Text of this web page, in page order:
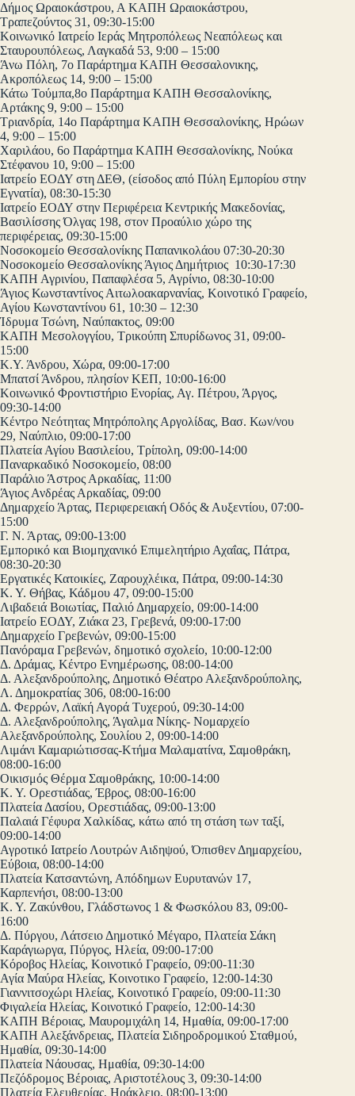
Δήμος Ωραιοκάστρου, Α ΚΑΠΗ Ωραιοκάστρου,
Τραπεζούντος 31, 09:30-15:00
Κοινωνικό Ιατρείο Ιεράς Μητροπόλεως Νεαπόλεως και
Σταυρουπόλεως, Λαγκαδά 53, 9:00 – 15:00
Άνω Πόλη, 7ο Παράρτημα ΚΑΠΗ Θεσσαλονικης,
Ακροπόλεως 14, 9:00 – 15:00
Κάτω Τούμπα,8ο Παράρτημα ΚΑΠΗ Θεσσαλονίκης,
Αρτάκης 9, 9:00 – 15:00
Τριανδρία, 14ο Παράρτημα ΚΑΠΗ Θεσσαλονίκης, Ηρώων
4, 9:00 – 15:00
Χαριλάου, 6ο Παράρτημα ΚΑΠΗ Θεσσαλονίκης, Νούκα
Στέφανου 10, 9:00 – 15:00
Ιατρείο ΕΟΔΥ στη ΔΕΘ, (είσοδος από Πύλη Εμπορίου στην
Εγνατία), 08:30-15:30
Ιατρείο ΕΟΔΥ στην Περιφέρεια Κεντρικής Μακεδονίας,
Βασιλίσσης Όλγας 198, στον Προαύλιο χώρο της
περιφέρειας, 09:30-15:00
Νοσοκομείο Θεσσαλονίκης Παπανικολάου 07:30-20:30
Νοσοκομείο Θεσσαλονίκης Άγιος Δημήτριος 10:30-17:30
ΚΑΠΗ Αγρινίου, Παπαφλέσα 5, Αγρίνιο, 08:30-10:00
Άγιος Κωνσταντίνος Αιτωλοακαρνανίας, Κοινοτικό Γραφείο,
Αγίου Κωνσταντίνου 61, 10:30 – 12:30
Ίδρυμα Τσώνη, Ναύπακτος, 09:00
ΚΑΠΗ Μεσολογγίου, Τρικούπη Σπυρίδωνος 31, 09:00-
15:00
Κ.Υ. Άνδρου, Χώρα, 09:00-17:00
Μπατσί Άνδρου, πλησίον ΚΕΠ, 10:00-16:00
Κοινωνικό Φροντιστήριο Ενορίας, Αγ. Πέτρου, Άργος,
09:30-14:00
Κέντρο Νεότητας Μητρόπολης Αργολίδας, Βασ. Κων/νου
29, Ναύπλιο, 09:00-17:00
Πλατεία Αγίου Βασιλείου, Τρίπολη, 09:00-14:00
Παναρκαδικό Νοσοκομείο, 08:00
Παράλιο Άστρος Αρκαδίας, 11:00
Άγιος Ανδρέας Αρκαδίας, 09:00
Δημαρχείο Άρτας, Περιφερειακή Οδός & Αυξεντίου, 07:00-
15:00
Γ. Ν. Άρτας, 09:00-13:00
Εμπορικό και Βιομηχανικό Επιμελητήριο Αχαΐας, Πάτρα,
08:30-20:30
Εργατικές Κατοικίες, Ζαρουχλέικα, Πάτρα, 09:00-14:30
Κ. Υ. Θήβας, Κάδμου 47, 09:00-15:00
Λιβαδειά Βοιωτίας, Παλιό Δημαρχείο, 09:00-14:00
Ιατρείο ΕΟΔΥ, Ζιάκα 23, Γρεβενά, 09:00-17:00
Δημαρχείο Γρεβενών, 09:00-15:00
Πανόραμα Γρεβενών, δημοτικό σχολείο, 10:00-12:00
Δ. Δράμας, Κέντρο Ενημέρωσης, 08:00-14:00
Δ. Αλεξανδρούπολης, Δημοτικό Θέατρο Αλεξανδρούπολης,
Λ. Δημοκρατίας 306, 08:00-16:00
Δ. Φερρών, Λαϊκή Αγορά Τυχερού, 09:30-14:00
Δ. Αλεξανδρούπολης, Άγαλμα Νίκης- Νομαρχείο
Αλεξανδρούπολης, Σουλίου 2, 09:00-14:00
Λιμάνι Καμαριώτισσας-Κτήμα Μαλαματίνα, Σαμοθράκη,
08:00-16:00
Οικισμός Θέρμα Σαμοθράκης, 10:00-14:00
Κ. Υ. Ορεστιάδας, Έβρος, 08:00-16:00
Πλατεία Δασίου, Ορεστιάδας, 09:00-13:00
Παλαιά Γέφυρα Χαλκίδας, κάτω από τη στάση των ταξί,
09:00-14:00
Αγροτικό Ιατρείο Λουτρών Αιδηψού, Όπισθεν Δημαρχείου,
Εύβοια, 08:00-14:00
Πλατεία Κατσαντώνη, Απόδημων Ευρυτανών 17,
Καρπενήσι, 08:00-13:00
Κ. Υ. Ζακύνθου, Γλάδστωνος 1 & Φωσκόλου 83, 09:00-
16:00
Δ. Πύργου, Λάτσειο Δημοτικό Μέγαρο, Πλατεία Σάκη
Καράγιωργα, Πύργος, Ηλεία, 09:00-17:00
Κόροβος Ηλείας, Κοινοτικό Γραφείο, 09:00-11:30
Αγία Μαύρα Ηλείας, Κοινοτικο Γραφείο, 12:00-14:30
Γιαννιτσοχώρι Ηλείας, Κοινοτικό Γραφείο, 09:00-11:30
Φιγαλεία Ηλείας, Κοινοτικό Γραφείο, 12:00-14:30
ΚΑΠΗ Βέροιας, Μαυρομιχάλη 14, Ημαθία, 09:00-17:00
ΚΑΠΗ Αλεξάνδρειας, Πλατεία Σιδηροδρομικού Σταθμού,
Ημαθία, 09:30-14:00
Πλατεία Νάουσας, Ημαθία, 09:30-14:00
Πεζόδρομος Βέροιας, Αριστοτέλους 3, 09:30-14:00
Πλατεία Ελευθερίας, Ηράκλειο, 08:00-13:00